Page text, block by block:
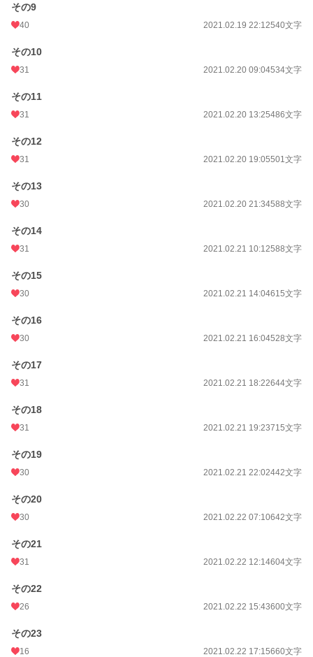
その9
40 2021.02.19 22:12540文字
その10
31 2021.02.20 09:04534文字
その11
31 2021.02.20 13:25486文字
その12
31 2021.02.20 19:05501文字
その13
30 2021.02.20 21:34588文字
その14
31 2021.02.21 10:12588文字
その15
30 2021.02.21 14:04615文字
その16
30 2021.02.21 16:04528文字
その17
31 2021.02.21 18:22644文字
その18
31 2021.02.21 19:23715文字
その19
30 2021.02.21 22:02442文字
その20
30 2021.02.22 07:10642文字
その21
31 2021.02.22 12:14604文字
その22
26 2021.02.22 15:43600文字
その23
16 2021.02.22 17:15660文字